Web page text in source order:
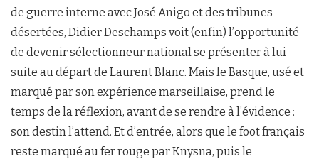
de guerre interne avec José Anigo et des tribunes
désertées, Didier Deschamps voit (enfin) l’opportunité
de devenir sélectionneur national se présenter à lui
suite au départ de Laurent Blanc. Mais le Basque, usé et
marqué par son expérience marseillaise, prend le
temps de la réflexion, avant de se rendre à l’évidence :
son destin l’attend. Et d’entrée, alors que le foot français
reste marqué au fer rouge par Knysna, puis le